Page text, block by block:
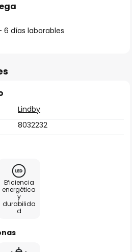
días laborables
Lindby
8032232
Eficiencia
energética
y
durabilida
d